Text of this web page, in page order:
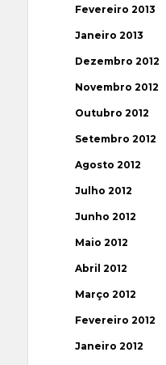
Fevereiro 2013
Janeiro 2013
Dezembro 2012
Novembro 2012
Outubro 2012
Setembro 2012
Agosto 2012
Julho 2012
Junho 2012
Maio 2012
Abril 2012
Março 2012
Fevereiro 2012
Janeiro 2012